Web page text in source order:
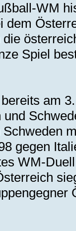
WM
dem
die
Spiel
am
gegen
WM-